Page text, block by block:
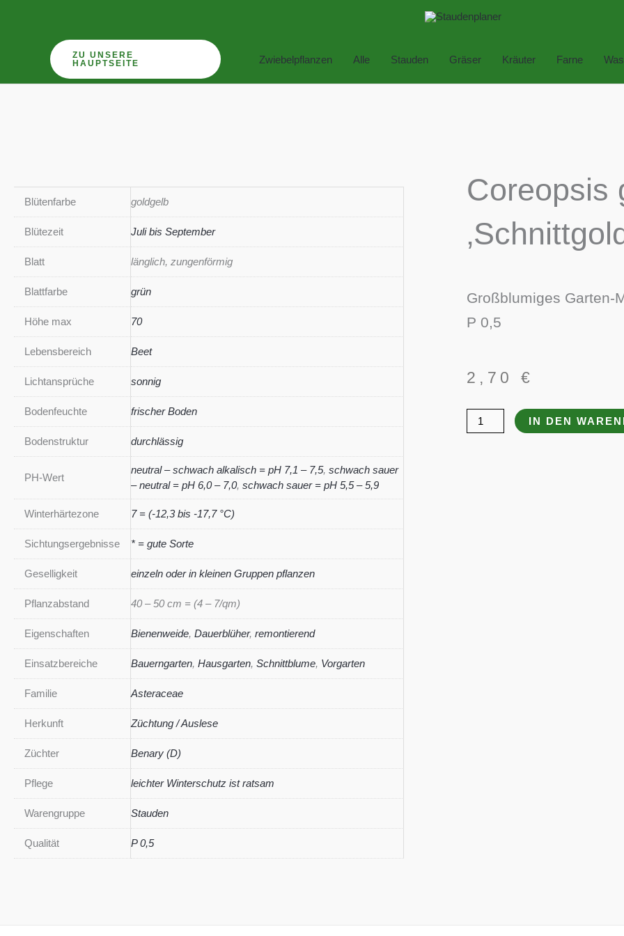
ZU UNSERE
HAUPTSEITE
Zwiebelpflanzen Alle Stauden Gräser Kräuter Farne
Blütenfarbe goldgelb
Blütezeit Juli bis September
Blatt länglich, zungenförmig
Blattfarbe grün
Höhe max 70
Lebensbereich Beet
Lichtansprüche sonnig
Bodenfeuchte frischer Boden
Bodenstruktur durchlässig
PH-Wert
neutral – schwach alkalisch = pH 7,1 – 7,5, schwach sauer
– neutral = pH 6,0 – 7,0, schwach sauer = pH 5,5 – 5,9
Winterhärtezone 7 = (-12,3 bis -17,7 °C)
Sichtungsergebnisse * = gute Sorte
Geselligkeit einzeln oder in kleinen Gruppen pflanzen
Pflanzabstand 40 – 50 cm = (4 – 7/qm)
Eigenschaften Bienenweide, Dauerblüher, remontierend
Einsatzbereiche Bauerngarten, Hausgarten, Schnittblume, Vorgarten
Familie Asteraceae
Herkunft Züchtung / Auslese
Züchter Benary (D)
Pflege leichter Winterschutz ist ratsam
Warengruppe Stauden
Qualität P 0,5
Coreopsis
Großblumiges Garten-
P 0,5
2,70 €
Coreopsis
grandiflora
IN DEN